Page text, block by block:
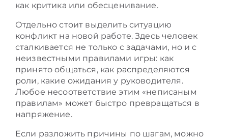
как критика или обесценивание.
Отдельно стоит выделить ситуацию
конфликт на новой работе. Здесь человек
сталкивается не только с задачами, но и с
неизвестными правилами игры: как
принято общаться, как распределяются
роли, какие ожидания у руководителя.
Любое несоответствие этим «неписаным
правилам» может быстро превращаться в
напряжение.
Если разложить причины по шагам, можно